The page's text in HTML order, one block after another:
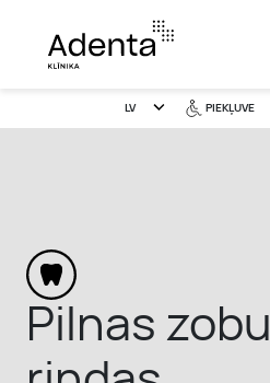
LV PIEKĻUVE
CENAS
Pilnas zobu